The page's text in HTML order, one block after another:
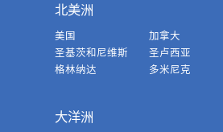
北美洲
美国
加拿大
圣基茨和尼维斯
圣卢西亚
格林纳达
多米尼克
大洋洲